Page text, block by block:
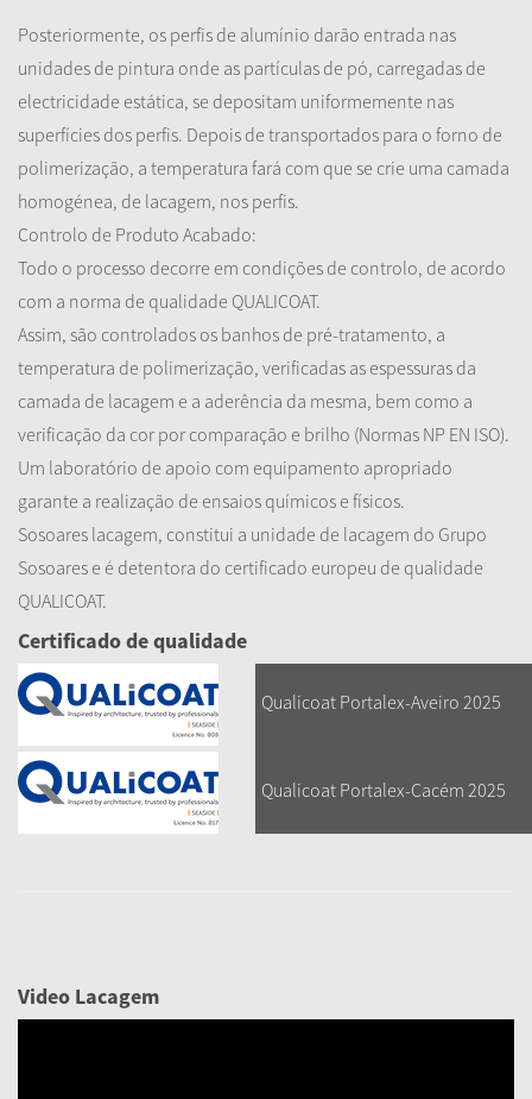
Posteriormente, os perfis de alumínio darão entrada nas
unidades de pintura onde as partículas de pó, carregadas de
electricidade estática, se depositam uniformemente nas
superfícies dos perfis. Depois de transportados para o forno de
polimerização, a temperatura fará com que se crie uma camada
homogénea, de lacagem, nos perfis.
Controlo de Produto Acabado:
Todo o processo decorre em condições de controlo, de acordo
com a norma de qualidade QUALICOAT.
Assim, são controlados os banhos de pré-tratamento, a
temperatura de polimerização, verificadas as espessuras da
camada de lacagem e a aderência da mesma, bem como a
verificação da cor por comparação e brilho (Normas NP EN ISO).
Um laboratório de apoio com equipamento apropriado
garante a realização de ensaios químicos e físicos.
Sosoares lacagem, constitui a unidade de lacagem do Grupo
Sosoares e é detentora do certificado europeu de qualidade
QUALICOAT.
Certificado de qualidade
Qualicoat Portalex-Aveiro 2025
Qualicoat Portalex-Cacém 2025
Video Lacagem